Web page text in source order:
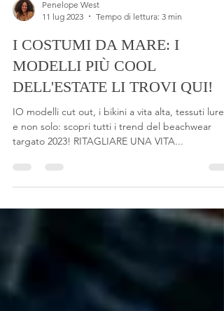
Penelope West
11 lug 2023
Tempo di lettura: 3 min
I COSTUMI DA MARE: I
DELL'ESTATE LI TROVI QUI!
IO modelli cut out, i bikini a vita alta, tessuti lurex
targato 2023! RITAGLIARE UNA VITA...